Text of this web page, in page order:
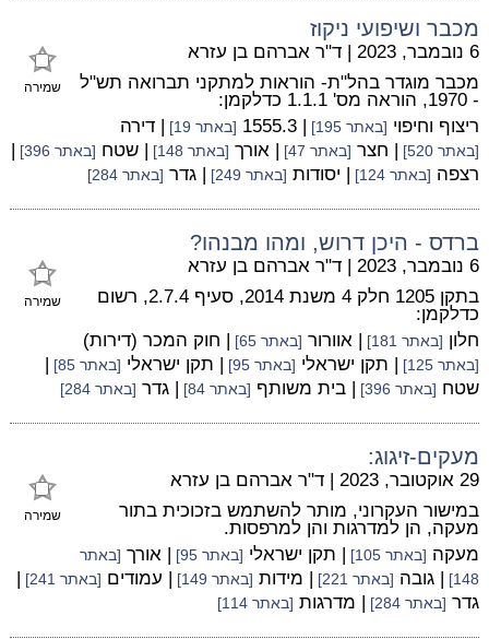
מכבר ושיפועי ניקוז
שמירה
6 נובמבר, 2023 | ד"ר אברהם בן עזרא
מכבר מוגדר בהל"ת- הוראות למתקני תברואה תש"ל
- 1970, הוראה מס' 1.1.1 כדלקמן:
ריצוף וחיפוי [באתר 195] | 1555.3 [באתר 19] | דירה
[באתר 520] | חצר [באתר 47] | אורך [באתר 148] | שטח [באתר 396]
|
רצפה [באתר 124] | יסודות [באתר 249] | גדר [באתר 284]
ברדס - היכן דרוש, ומהו מבנהו?
שמירה
6 נובמבר, 2023 | ד"ר אברהם בן עזרא
בתקן 1205 חלק 4 משנת 2014, סעיף 2.7.4, רשום
כדלקמן:
חלון [באתר 181] | אוורור [באתר 65] | חוק המכר (דירות)
[באתר 125] | תקן ישראלי [באתר 95] | תקן ישראלי [באתר 85]
|
שטח [באתר 396] | בית משותף [באתר 84] | גדר [באתר 284]
מעקים-זיגוג:
שמירה
29 אוקטובר, 2023 | ד"ר אברהם בן עזרא
במישור העקרוני, מותר להשתמש בזכוכית בתור
מעקה, הן למדרגות והן למרפסות.
מעקה [באתר 105] | תקן ישראלי [באתר 95] | אורך [באתר
148]
| גובה [באתר 221] | מידות [באתר 149] | עמודים [באתר 241]
|
גדר [באתר 284] | מדרגות [באתר 114]